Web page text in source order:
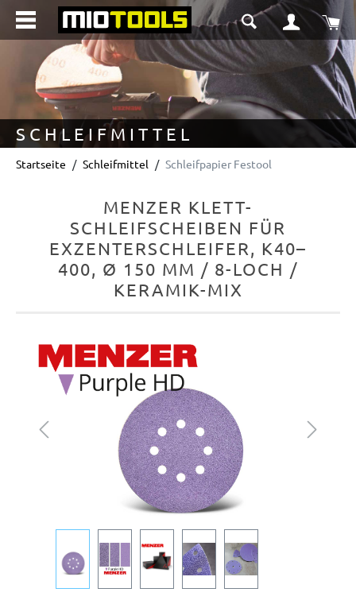
springen
SCHLEIFMITTEL
Startseite Schleifmittel Schleifpapier Festool
MENZER KLETT-
SCHLEIFSCHEIBEN FÜR
EXZENTERSCHLEIFER, K40–
400, Ø 150 MM / 8-LOCH /
KERAMIK-MIX
Bildergalerie überspringen